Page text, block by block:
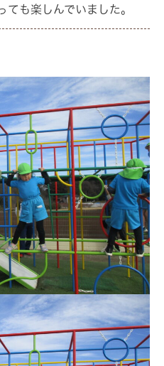
ても楽しんでいました。